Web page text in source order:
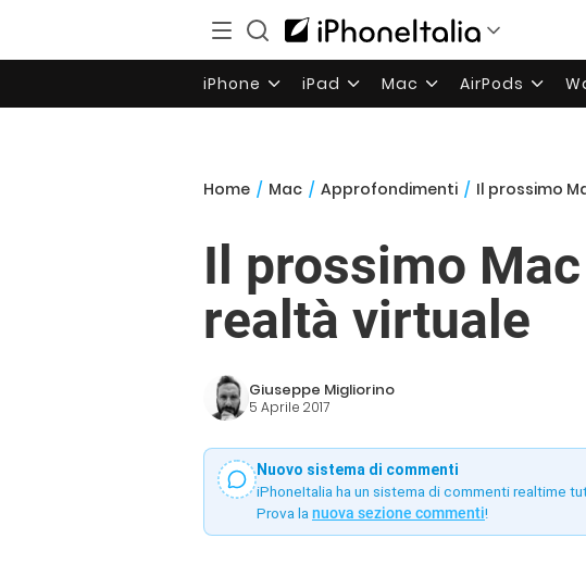
iPhone iPad Mac AirPods
Home / Mac / Approfondimenti / Il prossimo
Il prossimo
realtà virtuale
Giuseppe Migliorino
5 Aprile 2017
Nuovo sistema di commenti
iPhoneItalia ha un sistema di commenti realtime
Prova la nuova sezione commenti!